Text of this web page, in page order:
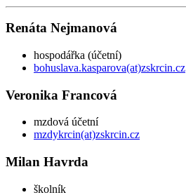
Renáta Nejmanová
hospodářka (účetní)
bohuslava.kasparova(at)zskrcin.cz
Veronika Francová
mzdová účetní
mzdykrcin(at)zskrcin.cz
Milan Havrda
školník